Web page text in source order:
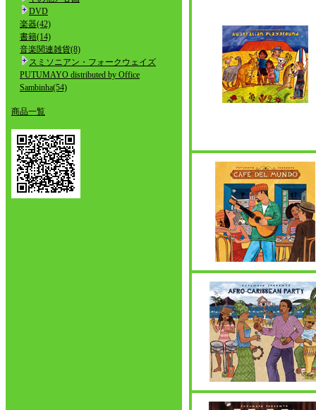
DVD
楽器(42)
書籍(14)
音楽関連雑貨(8)
スミソニアン・フォークウェイズ
PUTUMAYO distributed by Office
Sambinha(54)
商品一覧